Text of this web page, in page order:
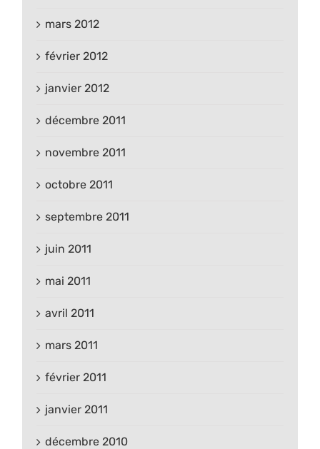
mars 2012
février 2012
janvier 2012
décembre 2011
novembre 2011
octobre 2011
septembre 2011
juin 2011
mai 2011
avril 2011
mars 2011
février 2011
janvier 2011
décembre 2010